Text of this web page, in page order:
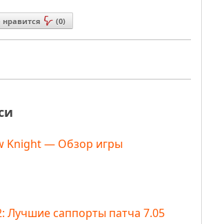
нравится (0)
Knight — Обзор игры
Лучшие саппорты патча 7.05